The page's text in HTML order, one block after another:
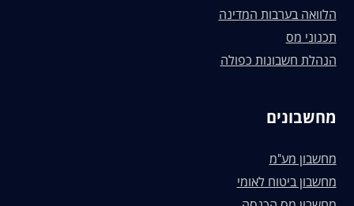
הלוואה בערבות המדינה
תכנוני מס
הנהלת חשבונות כפולה
מחשבונים
מחשבון מע"מ
מחשבון ביטוח לאומי